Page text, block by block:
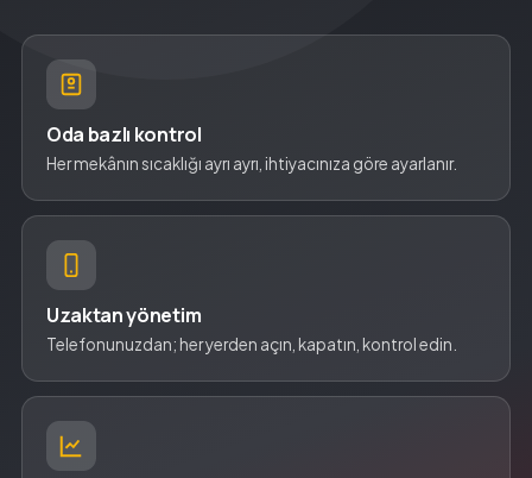
Oda bazlı kontrol
Her mekânın sıcaklığı ayrı ayrı, ihtiyacınıza göre ayarlanır.
Uzaktan yönetim
Telefonunuzdan; her yerden açın, kapatın, kontrol edin.